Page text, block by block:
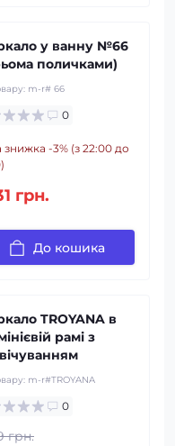
у ванну №66
поличками)
m-r# 66
0
знижка -3% (з 22:00 до
грн.
До кошика
TROYANA в
рамі з
m-r#TROYANA
0
грн.